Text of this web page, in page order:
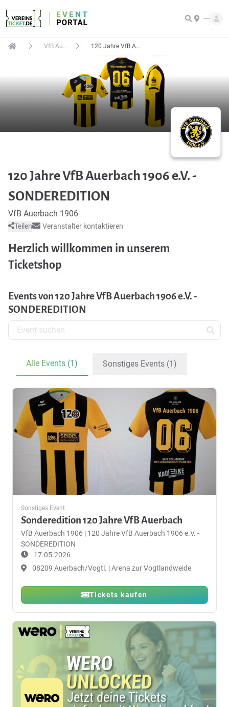
---
VfB Auerbach 1906 120 Jahre VfB Auerbach 1906 e.V. - SONDEREDITION
120 Jahre VfB Auerbach 1906 e.V. -
SONDEREDITION
VfB Auerbach 1906
Teilen Veranstalter kontaktieren
Herzlich willkommen in unserem
Ticketshop
Events von 120 Jahre VfB Auerbach 1906 e.V. -
SONDEREDITION
Alle Events (1) Sonstiges Events (1)
Sonstiges Event
Sonderedition 120 Jahre VfB Auerbach
VfB Auerbach 1906 | 120 Jahre VfB Auerbach 1906 e.V. -
SONDEREDITION
17.05.2026
08209 Auerbach/Vogtl. | Arena zur Vogtlandweide
Tickets kaufen